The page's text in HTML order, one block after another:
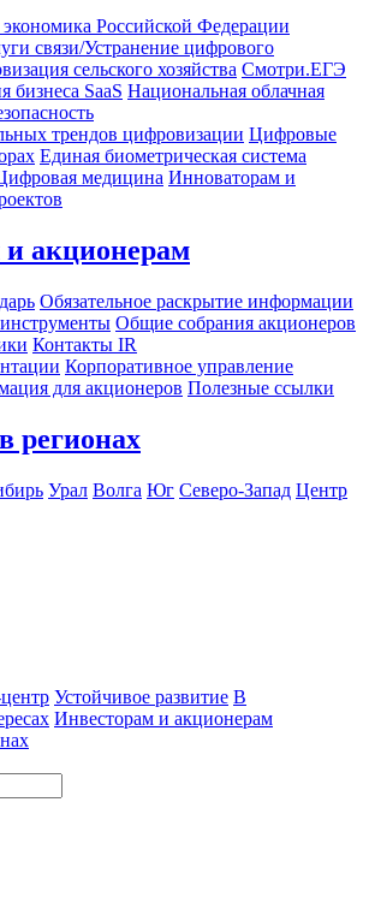
Российской Федерации
связи/Устранение цифрового
сельского хозяйства Смотри.ЕГЭ
бизнеса SaaS Национальная облачная
трендов цифровизации Цифровые
Единая биометрическая система
медицина Инноваторам и
акционерам
Обязательное раскрытие информации
Общие собрания акционеров
Контакты IR
Корпоративное управление
для акционеров Полезные ссылки
регионах
Урал Волга Юг Северо-Запад Центр
Устойчивое развитие В
Инвесторам и акционерам